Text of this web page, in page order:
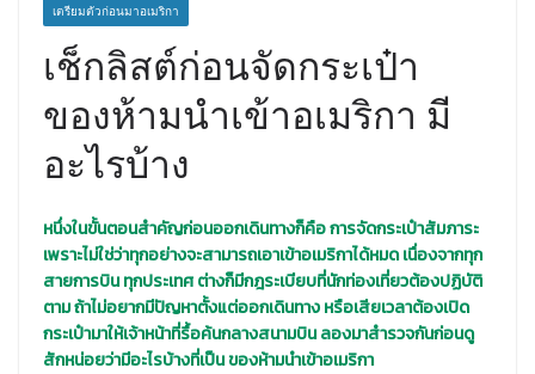
เตรียมตัวก่อนมาอเมริกา
เช็กลิสต์ก่อนจัดกระเป๋า
ของห้ามนำเข้าอเมริกา มี
อะไรบ้าง
หนึ่งในขั้นตอนสำคัญก่อนออกเดินทางก็คือ การจัดกระเป๋าสัมภาระ
เพราะไม่ใช่ว่าทุกอย่างจะสามารถเอาเข้าอเมริกาได้หมด เนื่องจากทุก
สายการบิน ทุกประเทศ ต่างก็มีกฎระเบียบที่นักท่องเที่ยวต้องปฏิบัติ
ตาม ถ้าไม่อยากมีปัญหาตั้งแต่ออกเดินทาง หรือเสียเวลาต้องเปิด
กระเป๋ามาให้เจ้าหน้าที่รื้อค้นกลางสนามบิน ลองมาสำรวจกันก่อนดู
สักหน่อยว่ามีอะไรบ้างที่เป็น ของห้ามนำเข้าอเมริกา